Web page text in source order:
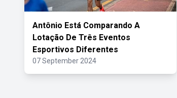
Antônio Está Comparando A
Lotação De Três Eventos
Esportivos Diferentes
07 September 2024